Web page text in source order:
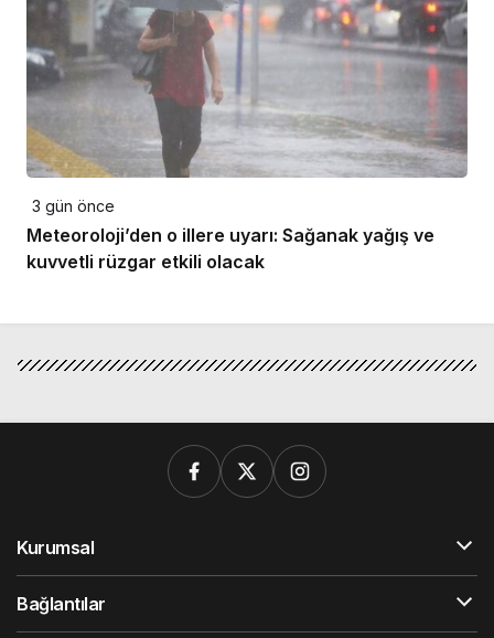
3 gün önce
Meteoroloji’den o illere uyarı: Sağanak yağış ve
kuvvetli rüzgar etkili olacak
Kurumsal
Bağlantılar